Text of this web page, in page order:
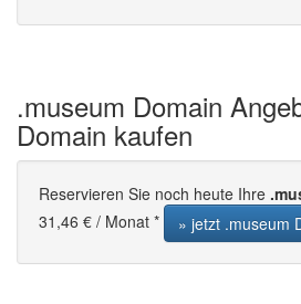
.museum Domain
Domain kaufen
Reservieren Sie noch heute Ihre
31,46 € / Monat *
» jetzt .museum